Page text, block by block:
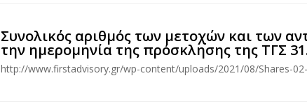
Συνολικός αριθμός των μετοχών και των
την ημερομηνία της πρόσκλησης της ΤΓΣ
http://www.firstadvisory.gr/wp-content/uploads/2021/08/Shares-